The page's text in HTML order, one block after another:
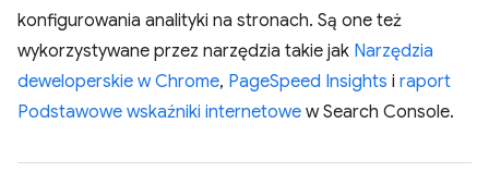
konfigurowania analityki na stronach. Są one też
wykorzystywane przez narzędzia takie jak Narzędzia
deweloperskie w Chrome, PageSpeed Insights i raport
Podstawowe wskaźniki internetowe w Search Console.